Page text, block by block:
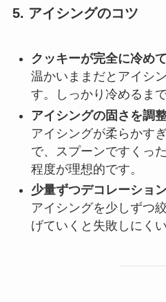
5. アイシングのコツ
クッキーが完全に冷め
温かいままだとアイシ
す。しっかり冷めるま
アイシングの固さを調
アイシングが柔らかす
で、スプーンですくっ
程度が理想的です。
少量ずつデコレーショ
アイシングを少しずつ
げていくと失敗しにくい